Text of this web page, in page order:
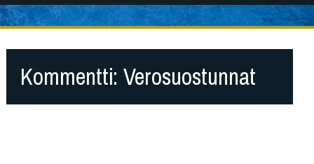
Kommentti: Verosuostunnat